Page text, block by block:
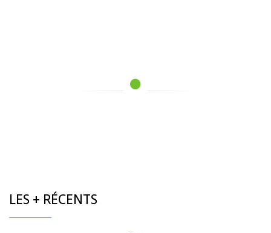
LES + RÉCENTS